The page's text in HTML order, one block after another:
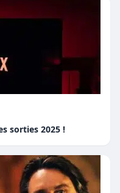
Netflix dévoile son calendrier des sorties 2025 !